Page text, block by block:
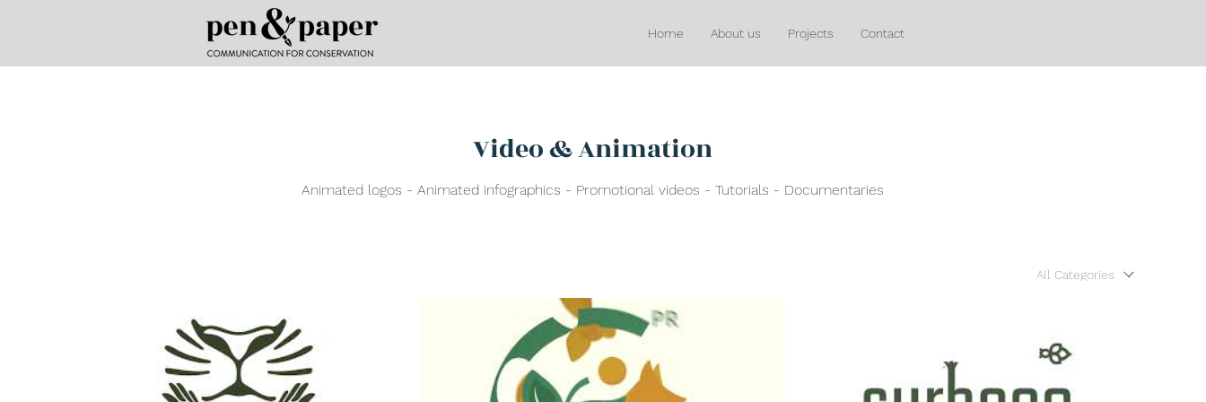
Home About us Projects Contact
Video & Animation
Animated logos - Animated infographics - Promotional videos - Tutorials - Documentaries
All Categories